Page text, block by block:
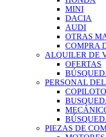
MINI
DACIA
AUDI
OTRAS
COMPRA
ALQUILER DE
OFERTAS
PERSONAL
PIEZAS DE